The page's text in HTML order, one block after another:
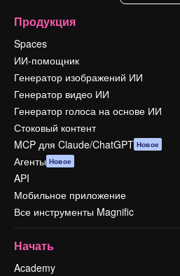
Продукция
Spaces
ИИ-помощник
Генератор изображений ИИ
Генератор видео ИИ
Генератор голоса на основе ИИ
Стоковый контент
MCP для Claude/ChatGPT Новое
Агенты Новое
API
Мобильное приложение
Все инструменты Magnific
Начать
Academy